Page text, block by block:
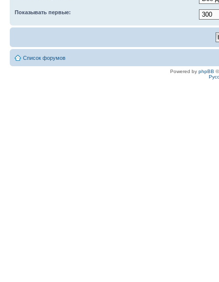
Показывать первые:
Список форумов
Powered by phpBB